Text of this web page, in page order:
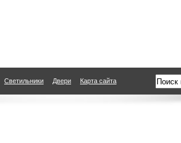
Светильники Двери Карта сайта